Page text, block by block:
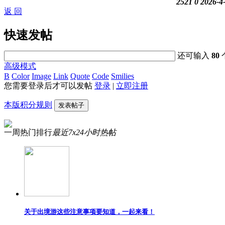
返 回
快速发帖
还可输入80
高级模式
B Color Image Link Quote Code Smilies
您需要登录后才可以发帖 登录 | 立即注册
本版积分规则 发表帖子
一周热门排行最近7x24小时热帖
关于出境游这些注意事项要知道，一起来看！